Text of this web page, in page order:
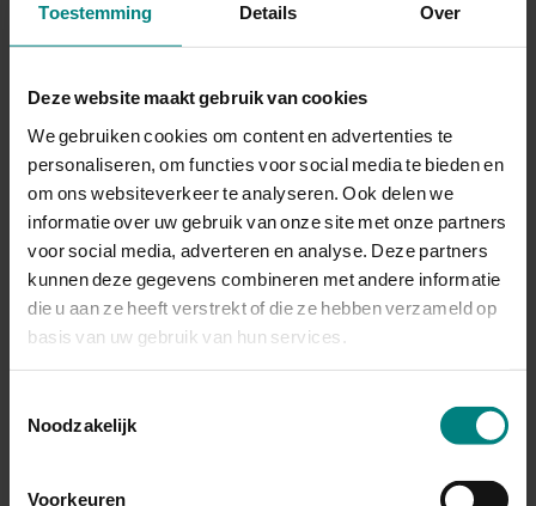
Toestemming Details Over
Deze website maakt gebruik van cookies
We gebruiken cookies om content en advertenties te
personaliseren, om functies voor social media te bieden en
om ons websiteverkeer te analyseren. Ook delen we
informatie over uw gebruik van onze site met onze partners
voor social media, adverteren en analyse. Deze partners
kunnen deze gegevens combineren met andere informatie
die u aan ze heeft verstrekt of die ze hebben verzameld op
basis van uw gebruik van hun services.
Noodzakelijk
Voorkeuren
Artikel 3 - Registratie
3.1 Bij het eerste bezoek voor raadpleging van
(originele) archiefstukken, boeken of tijdschriften
worden aan de bezoeker persoonsgegevens gevraagd,
die worden vastgelegd in een collectiebeheerssysteem.
De bezoeker dient zich te legitimeren door een (geldig)
paspoort, identiteitskaart of rijbewijs te tonen.
3.2 In onze bezoekersregistratie worden de volgende